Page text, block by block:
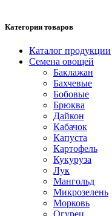
Категории товаров
Каталог продукции
Семена овощей
Баклажан
Бахчевые
Бобовые
Брюква
Дайкон
Кабачок
Капуста
Картофель
Кукуруза
Лук
Мангольд
Микрозелень
Морковь